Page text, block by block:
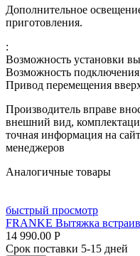
Дополнительное
приготовления.
:
Возможность установки
Возможность
Привод перемещения
Производитель вправе
внешний вид,
точная информация на
менеджеров
Аналогичные товары
быстрый просмотр
FRANKE Вытяжка
14 990.00 Р
Срок поставки 5-15 дней